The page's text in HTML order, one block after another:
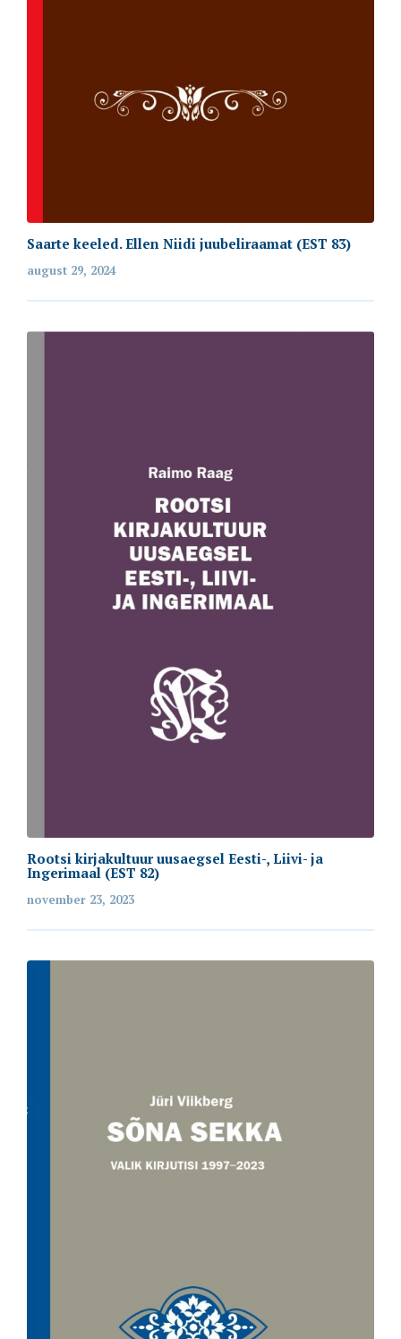
Saarte keeled. Ellen Niidi juubeliraamat (EST 83)
august 29, 2024
Rootsi kirjakultuur uusaegsel Eesti-, Liivi- ja
Ingerimaal (EST 82)
november 23, 2023